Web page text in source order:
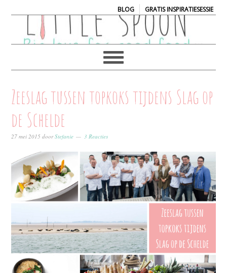
BLOG| GRATIS INSPIRATIESESSIE
Zeeslag tussen topkoks tijdens Slag op
de Schelde
27 mei 2015 doorStefanie 3 Reacties